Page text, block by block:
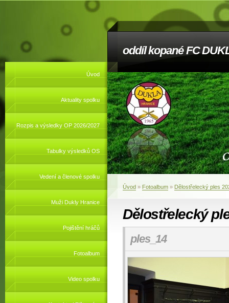
oddíl kopané FC
Úvod
Aktuality spolku
Rozpis a výsledky OP 2026/2027
Tabulky výsledků OS
Vedení a členové spolku
Muži Dukly Hranice
Pojištění hráčů
Fotoalbum
Video spolku
Úvod » Fotoalbum » Dělostřelecký ples
Dělostřelecký
ples_14